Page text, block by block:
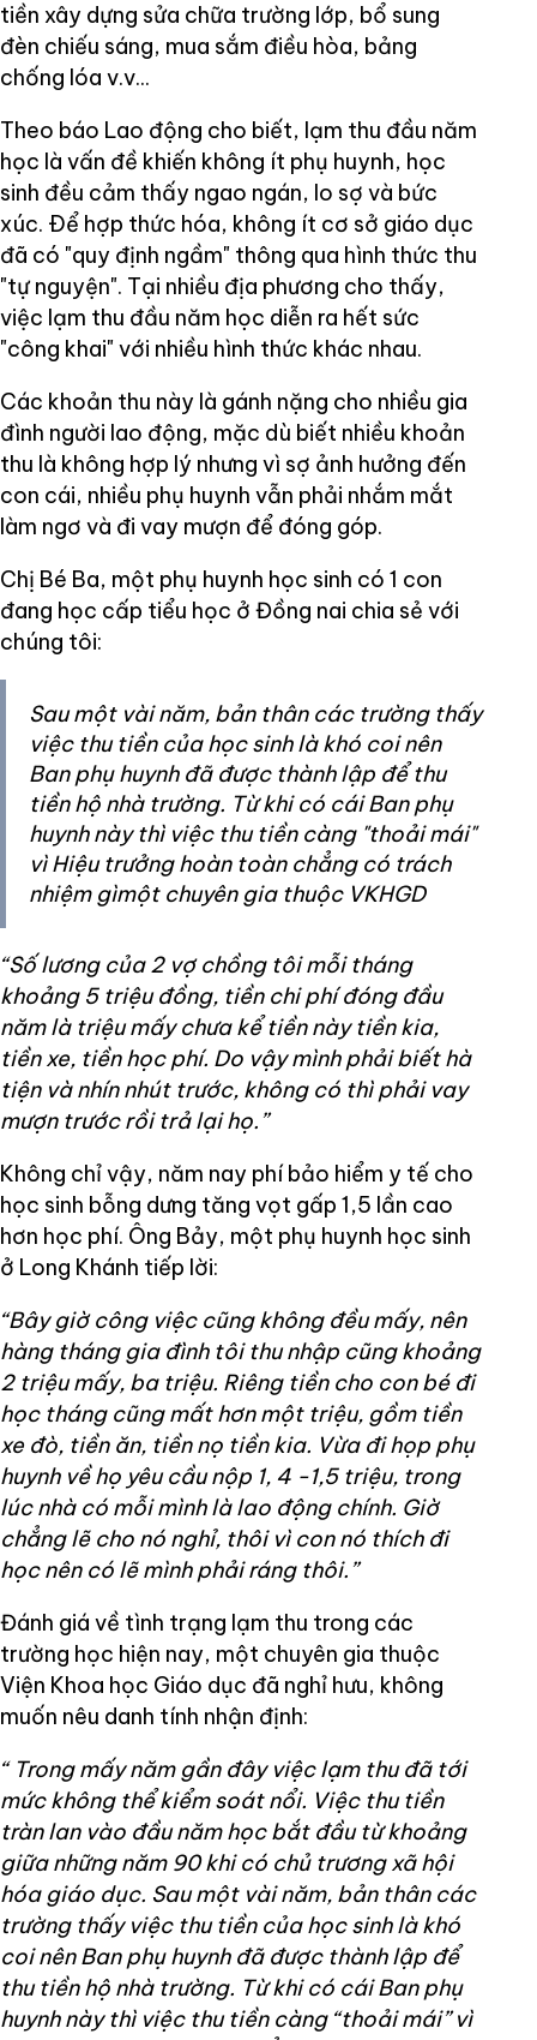
tiền xây dựng sửa chữa trường lớp, bổ sung
đèn chiếu sáng, mua sắm điều hòa, bảng
chống lóa v.v...
Theo báo Lao động cho biết, lạm thu đầu năm
học là vấn đề khiến không ít phụ huynh, học
sinh đều cảm thấy ngao ngán, lo sợ và bức
xúc. Ðể hợp thức hóa, không ít cơ sở giáo dục
đã có "quy định ngầm" thông qua hình thức thu
"tự nguyện". Tại nhiều địa phương cho thấy,
việc lạm thu đầu năm học diễn ra hết sức
"công khai" với nhiều hình thức khác nhau.
Các khoản thu này là gánh nặng cho nhiều gia
đình người lao động, mặc dù biết nhiều khoản
thu là không hợp lý nhưng vì sợ ảnh hưởng đến
con cái, nhiều phụ huynh vẫn phải nhắm mắt
làm ngơ và đi vay mượn để đóng góp.
Chị Bé Ba, một phụ huynh học sinh có 1 con
đang học cấp tiểu học ở Đồng nai chia sẻ với
chúng tôi:
Sau một vài năm, bản thân các trường thấy
việc thu tiền của học sinh là khó coi nên
Ban phụ huynh đã được thành lập để thu
tiền hộ nhà trường. Từ khi có cái Ban phụ
huynh này thì việc thu tiền càng "thoải mái"
vì Hiệu trưởng hoàn toàn chẳng có trách
nhiệm gìmột chuyên gia thuộc VKHGD
“Số lương của 2 vợ chồng tôi mỗi tháng
khoảng 5 triệu đồng, tiền chi phí đóng đầu
năm là triệu mấy chưa kể tiền này tiền kia,
tiền xe, tiền học phí. Do vậy mình phải biết hà
tiện và nhín nhút trước, không có thì phải vay
mượn trước rồi trả lại họ.”
Không chỉ vậy, năm nay phí bảo hiểm y tế cho
học sinh bỗng dưng tăng vọt gấp 1,5 lần cao
hơn học phí. Ông Bảy, một phụ huynh học sinh
ở Long Khánh tiếp lời:
“Bây giờ công việc cũng không đều mấy, nên
hàng tháng gia đình tôi thu nhập cũng khoảng
2 triệu mấy, ba triệu. Riêng tiền cho con bé đi
học tháng cũng mất hơn một triệu, gồm tiền
xe đò, tiền ăn, tiền nọ tiền kia. Vừa đi họp phụ
huynh về họ yêu cầu nộp 1, 4 -1,5 triệu, trong
lúc nhà có mỗi mình là lao động chính. Giờ
chẳng lẽ cho nó nghỉ, thôi vì con nó thích đi
học nên có lẽ mình phải ráng thôi.”
Đánh giá về tình trạng lạm thu trong các
trường học hiện nay, một chuyên gia thuộc
Viện Khoa học Giáo dục đã nghỉ hưu, không
muốn nêu danh tính nhận định:
“ Trong mấy năm gần đây việc lạm thu đã tới
mức không thể kiểm soát nổi. Việc thu tiền
tràn lan vào đầu năm học bắt đầu từ khoảng
giữa những năm 90 khi có chủ trương xã hội
hóa giáo dục. Sau một vài năm, bản thân các
trường thấy việc thu tiền của học sinh là khó
coi nên Ban phụ huynh đã được thành lập để
thu tiền hộ nhà trường. Từ khi có cái Ban phụ
huynh này thì việc thu tiền càng “thoải mái” vì